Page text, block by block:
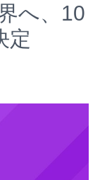
へ、10
定